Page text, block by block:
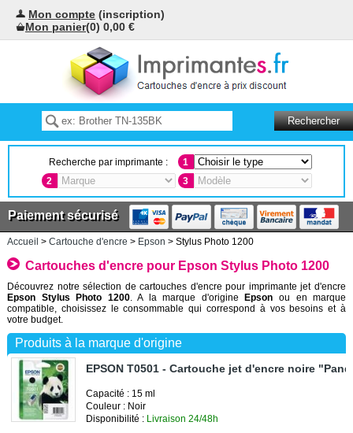
Mon compte (inscription)
Mon panier(0) 0,00 €
Recherche par imprimante :
1
2
3
Paiement sécurisé
Accueil > Cartouche d'encre > Epson > Stylus Photo 1200
Cartouches d'encre pour Epson Stylus Photo 1200
Découvrez notre sélection de cartouches d'encre pour imprimante jet d'encre
Epson Stylus Photo 1200. A la marque d'origineEpson ou en marque
compatible, choisissez le consommable qui correspond à vos besoins et à
votre budget.
Produits à la marque d'origine
EPSON T0501 - Cartouche jet d'encre noire
Capacité : 15 ml
Couleur : Noir
Disponibilité : Livraison 24/48h